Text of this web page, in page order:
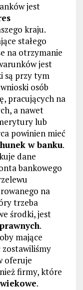
jest
kraju.
stałego
na otrzymanie
jest
są przy tym
osób
pracujących na
a nawet
lub
powinien mieć
w banku.
dane
bankowego
na
trzeba
środki, jest
.
mające
zostawiliśmy
oferuje
firmy, które
.